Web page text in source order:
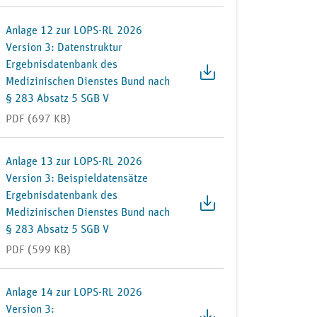
Anlage 12 zur LOPS-RL 2026
Version 3: Datenstruktur
Ergebnisdatenbank des
Medizinischen Dienstes Bund nach
§ 283 Absatz 5 SGB V
PDF (697 KB)
Anlage 13 zur LOPS-RL 2026
Version 3: Beispieldatensätze
Ergebnisdatenbank des
Medizinischen Dienstes Bund nach
§ 283 Absatz 5 SGB V
PDF (599 KB)
Anlage 14 zur LOPS-RL 2026
Version 3: